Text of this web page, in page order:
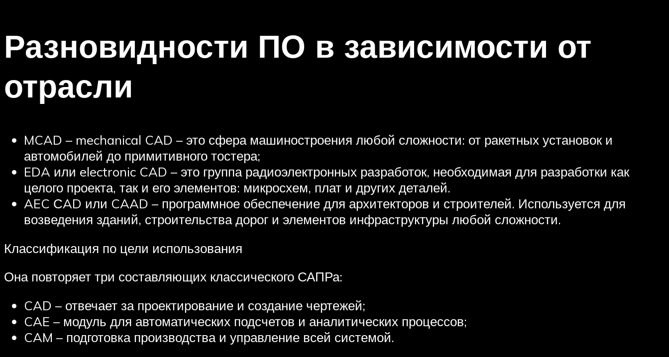
Разновидности ПО в зависимости от
отрасли
MCAD – mechanical CAD – это сфера машиностроения любой сложности: от ракетных установок и
автомобилей до примитивного тостера;
EDA или electronic CAD – это группа радиоэлектронных разработок, необходимая для разработки как
целого проекта, так и его элементов: микросхем, плат и других деталей.
AEC СAD или CAAD – программное обеспечение для архитекторов и строителей. Используется для
возведения зданий, строительства дорог и элементов инфраструктуры любой сложности.
Классификация по цели использования
Она повторяет три составляющих классического САПРа:
CAD – отвечает за проектирование и создание чертежей;
CAE – модуль для автоматических подсчетов и аналитических процессов;
CAM – подготовка производства и управление всей системой.